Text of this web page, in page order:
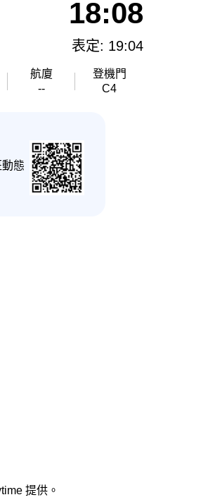
18:08
表定: 19:04
航廈
--
登機門
C4
態
提供。